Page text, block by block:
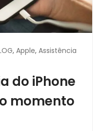
, Apple, Assistência
do iPhone
momento